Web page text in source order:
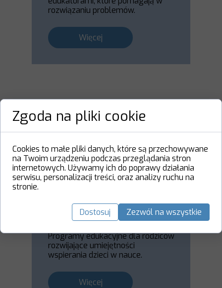
Szkolenia Rodziców
Więcej
Programy edukacyjne dla rodziców
rozwijające umiejętności
wspierania dzieci w nauce.
Więcej
rozwiązaniu problemów.
Zgoda na pliki cookie
Cookies to małe pliki danych, które są przechowywane
na Twoim urządzeniu podczas przeglądania stron
internetowych. Używamy ich do poprawy działania
serwisu, personalizacji treści, oraz analizy ruchu na
stronie.
Dostosuj Zezwól na wszystkie